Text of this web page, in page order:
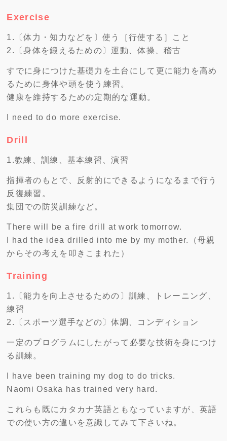
Exercise
1.〔体力・知力などを〕使う［行使する］こと
2.〔身体を鍛えるための〕運動、体操、稽古
すでに身につけた基礎力を土台にして更に能力を高め
るために身体や頭を使う練習。
健康を維持するための定期的な運動。
I need to do more exercise.
Drill
1.教練、訓練、基本練習、演習
指揮者のもとで、反射的にできるようになるまで行う
反復練習。
集団での防災訓練など。
There will be a fire drill at work tomorrow.
I had the idea drilled into me by my mother.（母親
からその考えを叩きこまれた）
Training
1.〔能力を向上させるための〕訓練、トレーニング、
練習
2.〔スポーツ選手などの〕体調、コンディション
一定のプログラムにしたがって必要な技術を身につけ
る訓練。
I have been training my dog to do tricks.
Naomi Osaka has trained very hard.
これらも既にカタカナ英語ともなっていますが、英語
での使い方の違いを意識してみて下さいね。